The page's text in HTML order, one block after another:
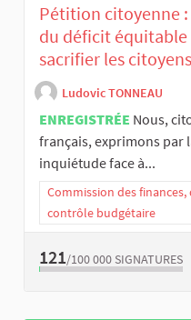
Pétition citoyenne
du déficit équitable
sacrifier les
Ludovic TONNEAU
ENREGISTRÉE Nous,
français, exprimons par
inquiétude face à...
Commission des
contrôle budgétaire
121/100 000 SIGNATURES